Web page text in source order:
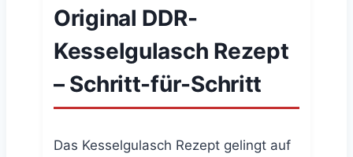
Original DDR-
Kesselgulasch Rezept
– Schritt-für-Schritt
Das Kesselgulasch Rezept gelingt auf